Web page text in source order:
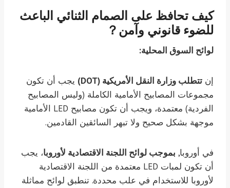
كيف تحافظ على الصمام الثنائي الباعث
للضوء قانوني وآمن？
لوائح السوق المحلية:
إن تتطلب وزارة النقل الأمريكية (DOT)
يجب أن تكون
مجموعات المصابيح الأمامية الكاملة (وليس المصابيح
الفردية) معتمدة، ويجب أن تكون مصابيح LED الأمامية
موجهة بشكل صحيح ولا تبهر السائقين القادمين.
في أوروبا, بموجب لوائح اللجنة الاقتصادية لأوروبا، يجب
أن تكون لمبات LED معتمدة من اللجنة الاقتصادية
لأوروبا للاستخدام في علب محددة. تنطبق لوائح مماثلة